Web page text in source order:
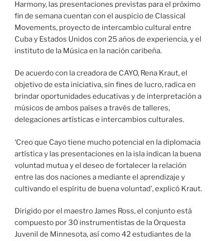
Harmony, las presentaciones previstas para el próximo
fin de semana cuentan con el auspicio de Classical
Movements, proyecto de intercambio cultural entre
Cuba y Estados Unidos con 25 años de experiencia, y el
instituto de la Música en la nación caribeña.
De acuerdo con la creadora de CAYO, Rena Kraut, el
objetivo de esta iniciativa, sin fines de lucro, radica en
brindar oportunidades educativas y de interpretación a
músicos de ambos países a través de talleres,
delegaciones artísticas e intercambios culturales.
‘Creo que Cayo tiene mucho potencial en la diplomacia
artística y las presentaciones en la isla indican la buena
voluntad mutua y el deseo de fortalecer la relación
entre las dos naciones a mediante el aprendizaje y
cultivando el espíritu de buena voluntad’, explicó Kraut.
Dirigido por el maestro James Ross, el conjunto está
compuesto por 30 instrumentistas de la Orquesta
Juvenil de Minnesota, así como 42 estudiantes de la